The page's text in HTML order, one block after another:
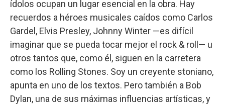
ídolos ocupan un lugar esencial en la obra. Hay
recuerdos a héroes musicales caídos como Carlos
Gardel, Elvis Presley, Johnny Winter —es difícil
imaginar que se pueda tocar mejor el rock & roll— u
otros tantos que, como él, siguen en la carretera
como los Rolling Stones. Soy un creyente stoniano,
apunta en uno de los textos. Pero también a Bob
Dylan, una de sus máximas influencias artísticas, y